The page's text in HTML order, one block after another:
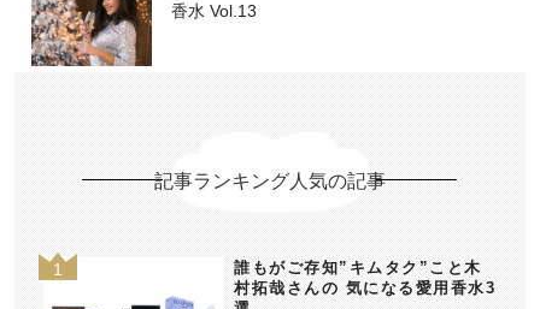
香水 Vol.13
記事ランキング人気の記事
誰もがご存知”キムタク”こと木
村拓哉さんの 気になる愛用香水3